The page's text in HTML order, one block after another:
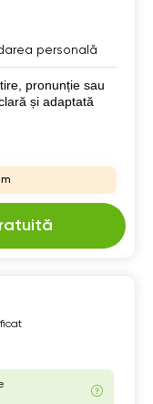
personală
pronunție sau
și adaptată